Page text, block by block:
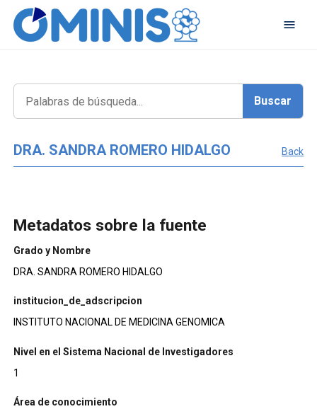
DRA. SANDRA ROMERO HIDALGO Back
Metadatos sobre la fuente
Grado y Nombre
DRA. SANDRA ROMERO HIDALGO
institucion_de_adscripcion
INSTITUTO NACIONAL DE MEDICINA GENOMICA
Nivel en el Sistema Nacional de Investigadores
1
Área de conocimiento